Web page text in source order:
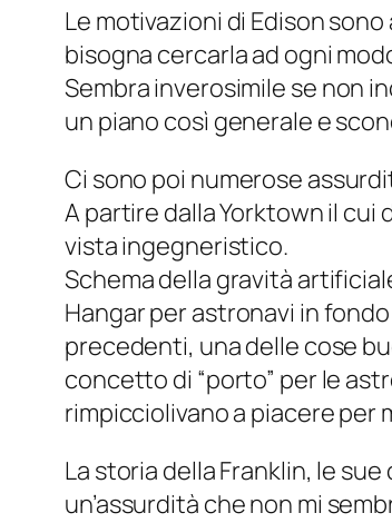
Le motivazioni di Edison
bisogna cercarla ad ogni
Sembra inverosimile se non
un piano così generale e
Ci sono poi numerose
A partire dalla Yorktown il cui
vista ingegneristico.
Schema della gravità
Hangar per astronavi in
precedenti, una delle cose
concetto di “porto” per le
rimpicciolivano a piacere per
La storia della Franklin, le
un’assurdità che non mi